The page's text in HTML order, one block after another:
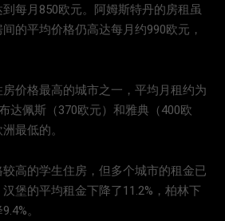
每月850欧元。阿姆斯特丹的房租虽
的平均价格仍高达每月约990欧元，
价格最高的城市之一，平均月租约为
达佩斯（370欧元）和雅典（400欧
最低的。
高的学生住房，但多个城市的租金已
堡的平均租金下降了11.2%，柏林下
。